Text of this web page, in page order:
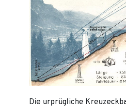
Die urprügliche